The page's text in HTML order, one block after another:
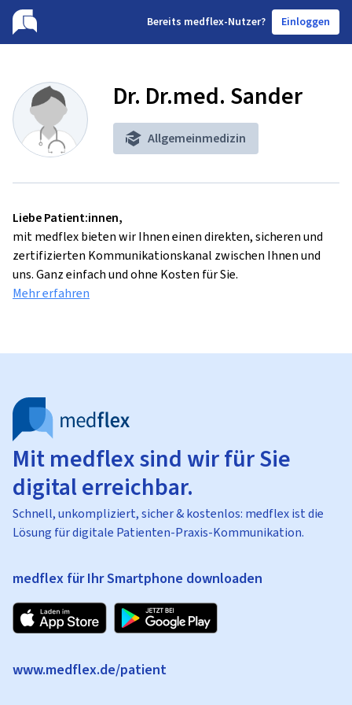
Bereits medflex-Nutzer? Einloggen
Dr. Dr.med. Sander
Allgemeinmedizin
Liebe Patient:innen,
mit medflex bieten wir Ihnen einen direkten, sicheren und
zertifizierten Kommunikationskanal zwischen Ihnen und
uns. Ganz einfach und ohne Kosten für Sie.
Mehr erfahren
Mit medflex sind wir für Sie
digital erreichbar.
Schnell, unkompliziert, sicher & kostenlos: medflex ist die
Lösung für digitale Patienten-Praxis-Kommunikation.
medflex für Ihr Smartphone downloaden
www.medflex.de/patient